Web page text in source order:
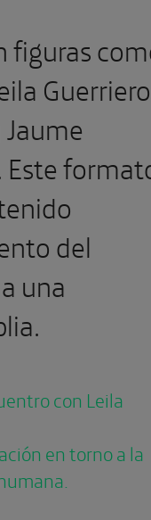
figuras
Este
del
una
con Leila
en torno a la